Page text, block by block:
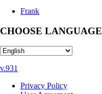
Frank
CHOOSE LANGUAGE
v.931
Privacy Policy